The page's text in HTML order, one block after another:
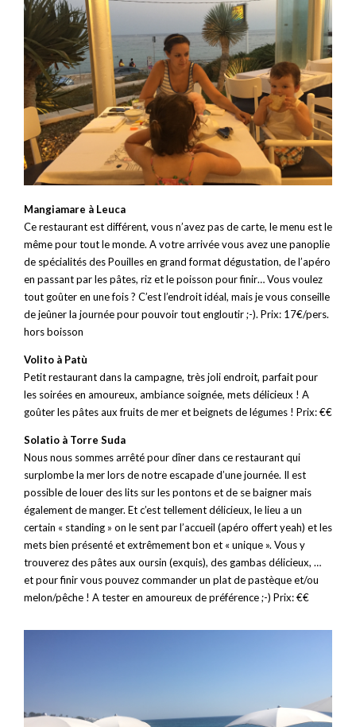
Mangiamare à Leuca
Ce restaurant est différent, vous n’avez pas de carte, le menu est le
même pour tout le monde. A votre arrivée vous avez une panoplie
de spécialités des Pouilles en grand format dégustation, de l’apéro
en passant par les pâtes, riz et le poisson pour finir… Vous voulez
tout goûter en une fois ? C’est l’endroit idéal, mais je vous conseille
de jeûner la journée pour pouvoir tout engloutir ;-). Prix: 17€/pers.
hors boisson
Volito à Patù
Petit restaurant dans la campagne, très joli endroit, parfait pour
les soirées en amoureux, ambiance soignée, mets délicieux ! A
goûter les pâtes aux fruits de mer et beignets de légumes ! Prix: €€
Solatio à Torre Suda
Nous nous sommes arrêté pour dîner dans ce restaurant qui
surplombe la mer lors de notre escapade d’une journée. Il est
possible de louer des lits sur les pontons et de se baigner mais
également de manger. Et c’est tellement délicieux, le lieu a un
certain « standing » on le sent par l’accueil (apéro offert yeah) et les
mets bien présenté et extrêmement bon et « unique ». Vous y
trouverez des pâtes aux oursin (exquis), des gambas délicieux, …
et pour finir vous pouvez commander un plat de pastèque et/ou
melon/pêche ! A tester en amoureux de préférence ;-) Prix: €€